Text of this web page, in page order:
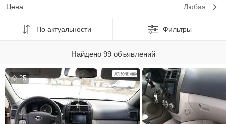
Цена Любая
По актуальности Фильтры
Найдено 99 объявлений
25